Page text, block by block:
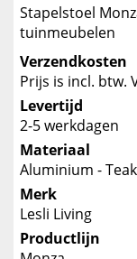
Stapelstoel
tuinmeubelen
Verzendkosten
Prijs is incl. btw.
Levertijd
2-5 werkdagen
Materiaal
Aluminium - Teak
Merk
Lesli Living
Productlijn